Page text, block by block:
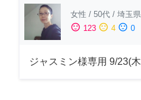
女性 / 50代 / 埼玉県
sentiment_satisfied 123 sentiment_neutral 4 sentiment_dissatisfied 0
ジャスミン様専用 9/23(